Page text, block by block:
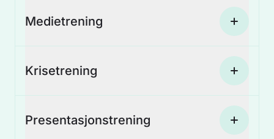
Medietrening
Krisetrening
Presentasjonstrening